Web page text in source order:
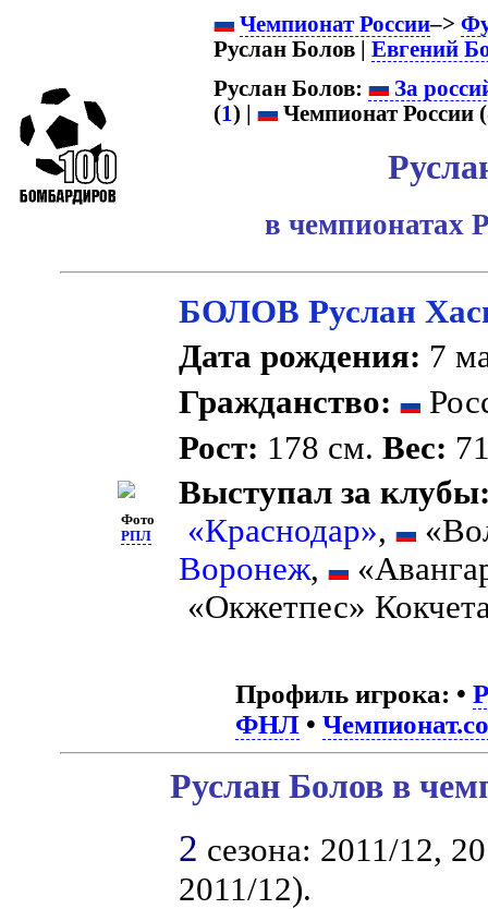
Чемпионат России–>
Руслан Болов | Евгений
Руслан Болов:
За
(1) | Чемпионат России (
в чемпионатах
Фото
РПЛ
БОЛОВ Руслан
Дата рождения: 7
Гражданство:
Рост: 178 см.Вес:
Выступал за
«Краснодар»,
Воронеж,
«Окжетпес»
Профиль игрока: •
ФНЛ•
Руслан Болов в
2 сезона: 2011/12,
2011/12).